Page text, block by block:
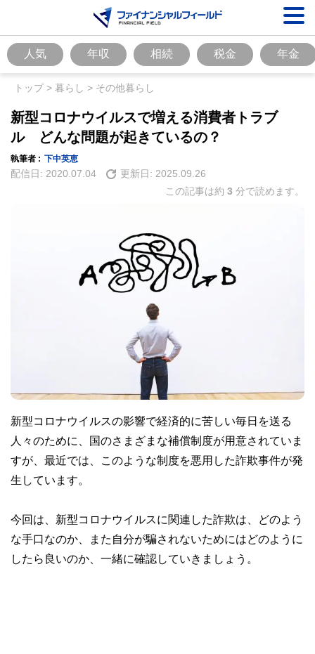
人気 年収 相続 税金 年金
トップ> 暮らし > その他暮らし
新型コロナウイルスで増える消費者トラブ
ル どんな問題が起きているの？
執筆者 : 下中英恵
配信日: 2020.07.04 更新日: 2025.09.26
この記事は約 3 分で読めます。
新型コロナウイルスの影響で経済的に苦しい毎日を送る
人々のために、国のさまざまな補償制度が用意されていま
すが、最近では、このような制度を悪用した詐欺事件が発
生しています。
今回は、新型コロナウイルスに関連した詐欺は、どのよう
な手口なのか、また自分が騙されないためにはどのように
したら良いのか、一緒に確認していきましょう。